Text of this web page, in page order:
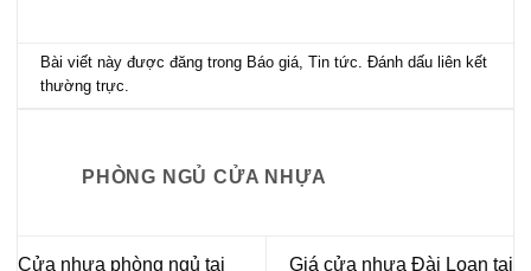
Bài viết này được đăng trong Báo giá ,Tin tức . Đánh dấu liên kết
thường trực
PHÒNG NGỦ CỬA NHỰA
Cửa nhựa phòng ngủ tại
Giá cửa nhựa Đài Loan tại